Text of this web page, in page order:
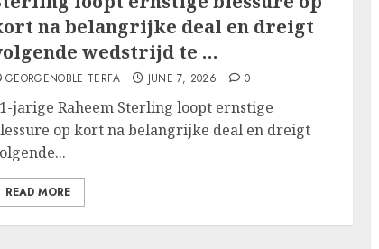
na belangrijke deal en dreigt
wedstrijd te …
GEORGENOBLE TERFA JUNE 7, 2026 0
jarige Raheem Sterling loopt ernstige
op kort na belangrijke deal en dreigt
READ MORE